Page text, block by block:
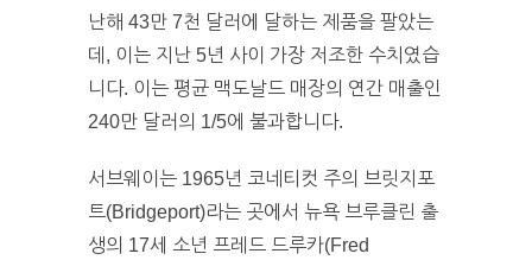
난해 43만 7천 달러에 달하는 제품을 팔았는
데, 이는 지난 5년 사이 가장 저조한 수치였습
니다. 이는 평균 맥도날드 매장의 연간 매출인
240만 달러의 1/5에 불과합니다.
서브웨이는 1965년 코네티컷 주의 브릿지포
트(Bridgeport)라는 곳에서 뉴욕 브루클린 출
생의 17세 소년 프레드 드루카(Fred